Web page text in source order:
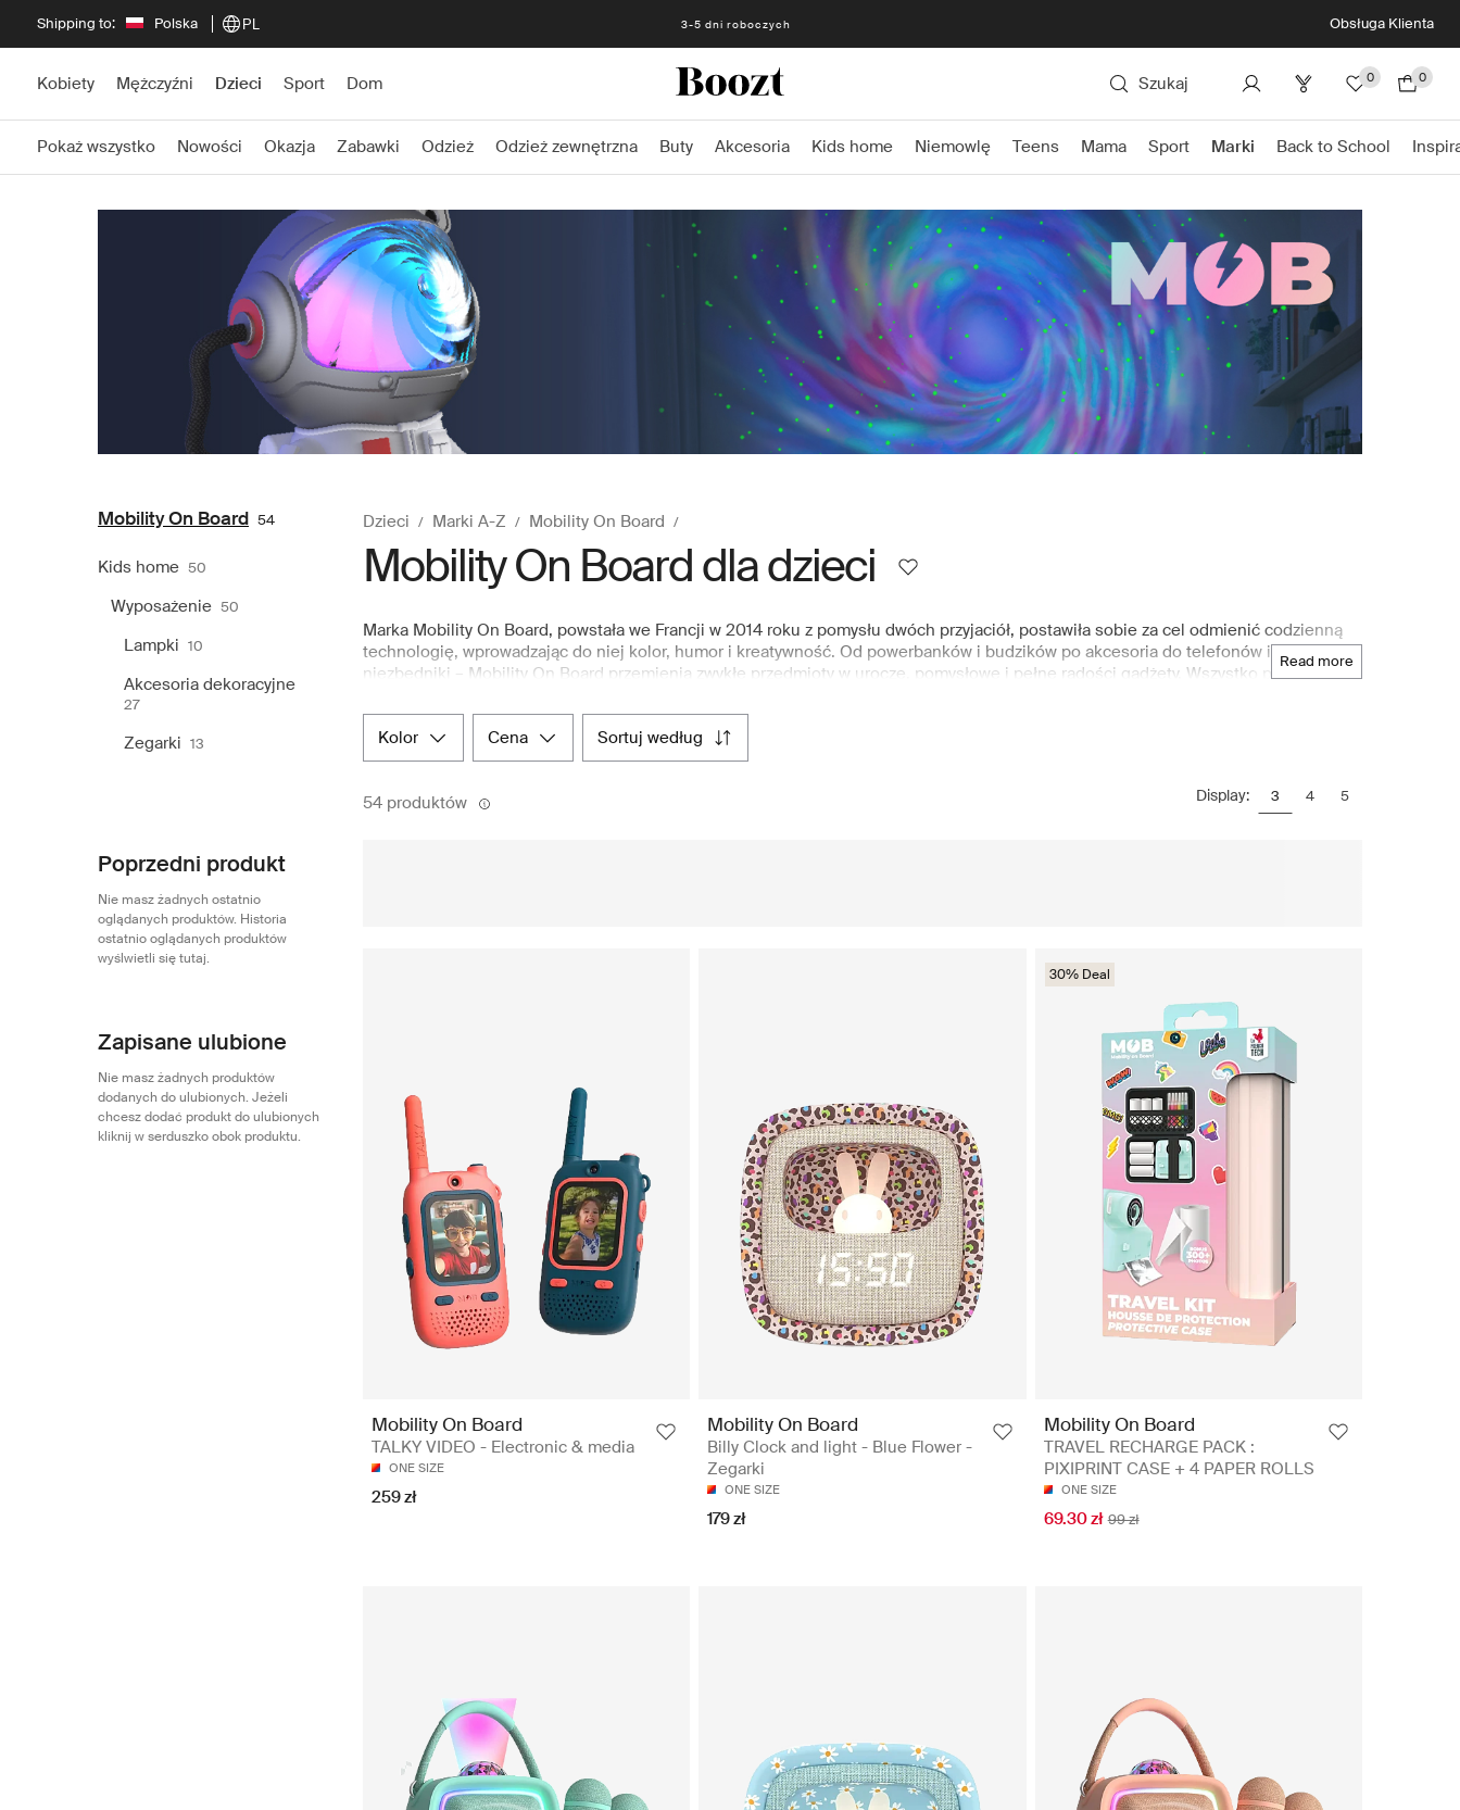
Shipping to: Polska PL 3-5 dni roboczych Obsługa Klienta
Kobiety Mężczyźni Dzieci Sport Dom Szukaj 0 0
Pokaż wszystko Nowości Okazja Zabawki Odzież Odzież zewnętrzna Buty Akcesoria Kids home Niemowlę Teens Mama Sport Marki Back to School
Mobility On Board 54
Kids home 50
Wyposażenie 50
Lampki 10
Akcesoria dekoracyjne
27
Zegarki 13
Poprzedni produkt
Nie masz żadnych ostatnio
oglądanych produktów. Historia
ostatnio oglądanych produktów
wyślwietli się tutaj.
Zapisane ulubione
Nie masz żadnych produktów
dodanych do ulubionych. Jeżeli
chcesz dodać produkt do ulubionych
kliknij w serduszko obok produktu.
Dzieci Marki A-Z Mobility On Board
Mobility On Board dla dzieci
read more
Marka Mobility On Board, powstała we Francji w 2014 roku z pomysłu dwóch przyjaciół, postawiła sobie za cel odmienić codzienną
technologię, wprowadzając do niej kolor, humor i kreatywność. Od powerbanków i budzików po akcesoria do telefonów i podróżne
niezbędniki – Mobility On Board przemienia zwykłe przedmioty w urocze, pomysłowe i pełne radości gadżety. Wszystko powstaje w
działającą technologię, lecz także przedmioty, które chce się eksponować. Wysokiej jakości materiały i design na pierwszym miejscu
pozwalają marce tchnąć świeżą energię w codzienne urządzenia. Na Boozt.com dostępna jest wyjątkowa kolekcja akcesoriów
Mobility On Board, które rozświetlą dzień całej rodziny – dzieci i dorosłych. Szybka dostawa i łatwe zwroty gwarantują wygodę
kolor cena sortuj według
54 produktów Display: 3 4 5
Mobility On Board
TALKY VIDEO - Electronic & media
ONE SIZE
259 zł
Mobility On Board
Billy Clock and light - Blue Flower -
Zegarki
ONE SIZE
179 zł
30% Deal
Mobility On Board
TRAVEL RECHARGE PACK :
PIXIPRINT CASE + 4 PAPER ROLLS
ONE SIZE
69.30 zł 99 zł